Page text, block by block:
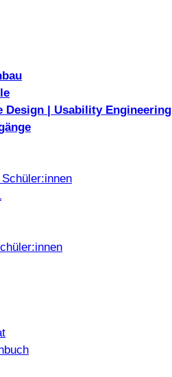
Design | Usability Engineering